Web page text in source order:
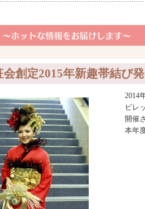
創定2015年新趣帯結び
2014
ビレ
開催
本年